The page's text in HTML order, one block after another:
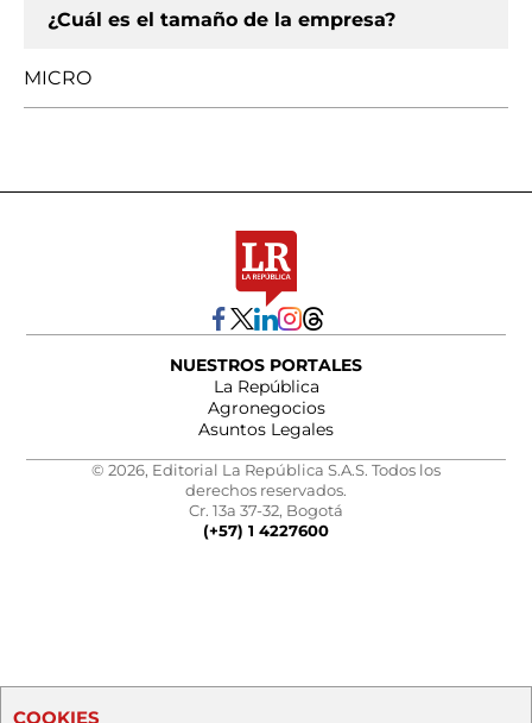
¿Cuál es el tamaño de la empresa?
MICRO
NUESTROS PORTALES
La República
Agronegocios
Asuntos Legales
© 2026, Editorial La República S.A.S. Todos los
derechos reservados.
Cr. 13a 37-32, Bogotá
(+57) 1 4227600
COOKIES